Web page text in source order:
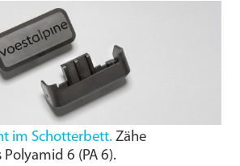
im Schotterbett. Zähe
6 (PA 6).